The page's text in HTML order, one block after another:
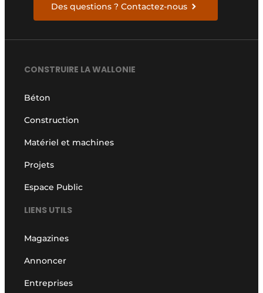
Des questions ? Contactez-nous
CONSTRUIRE LA WALLONIE
Béton
Construction
Matériel et machines
Projets
Espace Public
LIENS UTILS
Magazines
Annoncer
Entreprises